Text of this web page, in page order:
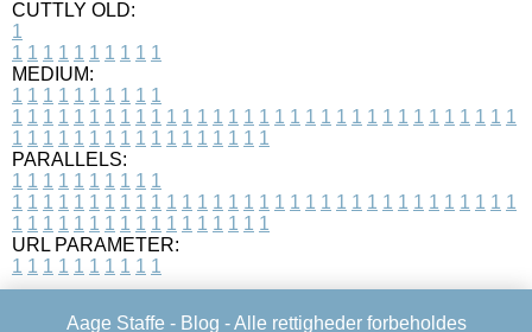
CUTTLY OLD:
1
1 1 1 1 1 1 1 1 1 1
MEDIUM:
1 1 1 1 1 1 1 1 1 1
1 1 1 1 1 1 1 1 1 1 1 1 1 1 1 1 1 1 1 1 1 1 1 1 1 1 1 1 1 1 1 1 1
1 1 1 1 1 1 1 1 1 1 1 1 1 1 1 1 1
PARALLELS:
1 1 1 1 1 1 1 1 1 1
1 1 1 1 1 1 1 1 1 1 1 1 1 1 1 1 1 1 1 1 1 1 1 1 1 1 1 1 1 1 1 1 1
1 1 1 1 1 1 1 1 1 1 1 1 1 1 1 1 1
URL PARAMETER:
1 1 1 1 1 1 1 1 1 1
Aage Staffe - Blog - Alle rettigheder forbeholdes